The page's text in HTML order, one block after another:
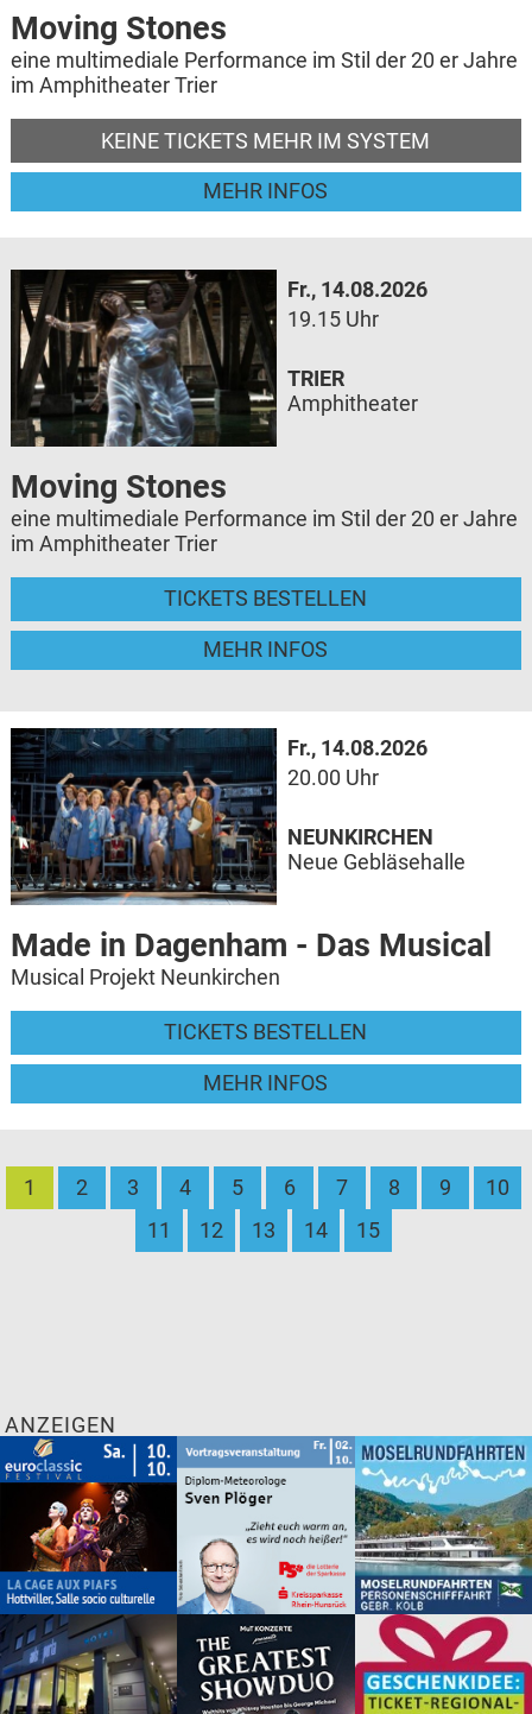
Moving Stones
eine multimediale Performance im Stil der 20 er Jahre
im Amphitheater Trier
KEINE TICKETS MEHR IM SYSTEM
MEHR INFOS
Fr., 14.08.2026
19.15 Uhr
Moving Stones
eine multimediale Performance im Stil der 20 er Jahre
im Amphitheater Trier
TICKETS BESTELLEN
MEHR INFOS
TRIER
Amphitheater
Fr., 14.08.2026
20.00 Uhr
Made in Dagenham - Das Musical
Musical Projekt Neunkirchen
TICKETS BESTELLEN
MEHR INFOS
NEUNKIRCHEN
Neue Gebläsehalle
1 2 3 4 5 6 7 8 9
10
11
12 13 14 15
ANZEIGEN